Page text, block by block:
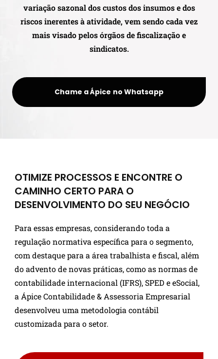
variação sazonal dos custos dos insumos e dos
riscos inerentes à atividade, vem sendo cada vez
mais visado pelos órgãos de fiscalização e
sindicatos.
Chame a Ápice no Whatsapp
OTIMIZE PROCESSOS E ENCONTRE O
CAMINHO CERTO PARA O
DESENVOLVIMENTO DO SEU NEGÓCIO
Para essas empresas, considerando toda a
regulação normativa específica para o segmento,
com destaque para a área trabalhista e fiscal, além
do advento de novas práticas, como as normas de
contabilidade internacional (IFRS), SPED e eSocial,
a Ápice Contabilidade & Assessoria Empresarial
desenvolveu uma metodologia contábil
customizada para o setor.